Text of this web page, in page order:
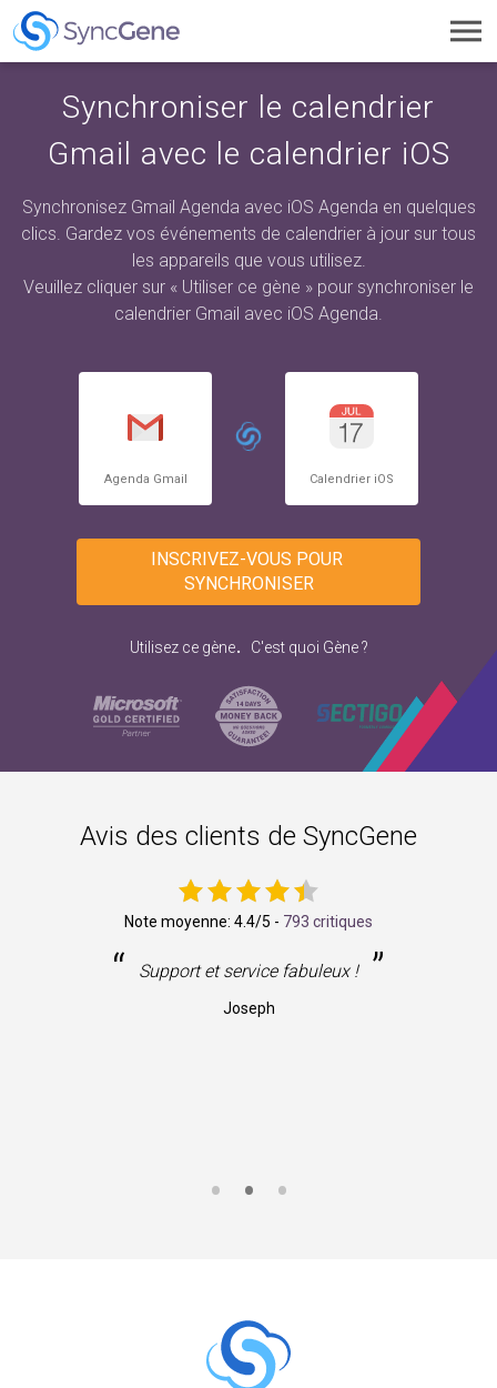
Synchroniser le calendrier
Gmail avec le calendrier iOS
Synchronisez Gmail Agenda avec iOS Agenda en quelques
clics. Gardez vos événements de calendrier à jour sur tous
les appareils que vous utilisez.
Veuillez cliquer sur « Utiliser ce gène » pour synchroniser le
calendrier Gmail avec iOS Agenda.
Agenda Gmail Calendrier iOS
INSCRIVEZ-VOUS POUR
SYNCHRONISER
Utilisez ce gène. C'est quoi Gène ?
Avis des clients de SyncGene
Note moyenne: 4.4/5 - 793 critiques
“ Support et service fabuleux ! ”
Joseph